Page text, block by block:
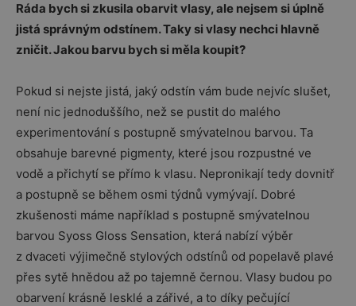
Ráda bych si zkusila obarvit vlasy, ale nejsem si úplně
jistá správným odstínem. Taky si vlasy nechci hlavně
zničit. Jakou barvu bych si měla koupit?
Pokud si nejste jistá, jaký odstín vám bude nejvíc slušet,
není nic jednoduššího, než se pustit do malého
experimentování s postupně smývatelnou barvou. Ta
obsahuje barevné pigmenty, které jsou rozpustné ve
vodě a přichytí se přímo k vlasu. Nepronikají tedy dovnitř
a postupně se během osmi týdnů vymývají. Dobré
zkušenosti máme například s postupně smývatelnou
barvou Syoss Gloss Sensation, která nabízí výběr
z dvaceti výjimečně stylových odstínů od popelavě plavé
přes sytě hnědou až po tajemně černou. Vlasy budou po
obarvení krásně lesklé a zářivé, a to díky pečující